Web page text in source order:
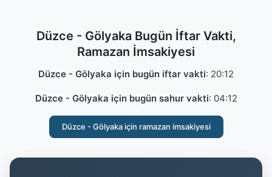
Düzce - Gölyaka Bugün İftar Vakti,
Ramazan İmsakiyesi
Düzce - Gölyaka için bugün iftar vakti: 20:12
Düzce - Gölyaka için bugün sahur vakti: 04:12
Düzce - Gölyaka için ramazan imsakiyesi